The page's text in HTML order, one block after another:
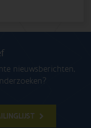
nieuwsberichten,